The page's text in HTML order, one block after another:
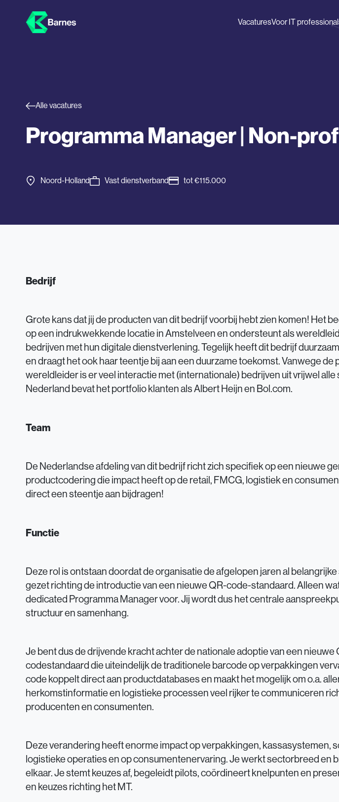
VacaturesVoor IT
Alle vacatures
Programma Manager | Non-
Noord-Holland Vast dienstverband tot €115.000
Bedrijf
Grote kans dat jij de producten van dit bedrijf voorbij hebt zien komen! Het
op een indrukwekkende locatie in Amstelveen en ondersteunt als
bedrijven met hun digitale dienstverlening. Tegelijk heeft dit bedrijf
en draagt het ook haar teentje bij aan een duurzame toekomst. Vanwege de
wereldleider is er veel interactie met (internationale) bedrijven uit vrijwel
Nederland bevat het portfolio klanten als Albert Heijn en Bol.com.
Team
De Nederlandse afdeling van dit bedrijf richt zich specifiek op een nieuwe
productcodering die impact heeft op de retail, FMCG, logistiek en
direct een steentje aan bijdragen!
Functie
Deze rol is ontstaan doordat de organisatie de afgelopen jaren al
gezet richting de introductie van een nieuwe QR-code-standaard. Alleen
dedicated Programma Manager voor. Jij wordt dus het centrale
structuur en samenhang.
Je bent dus de drijvende kracht achter de nationale adoptie van een nieuwe
codestandaard die uiteindelijk de traditionele barcode op verpakkingen
code koppelt direct aan productdatabases en maakt het mogelijk om o.a.
herkomstinformatie en logistieke processen veel rijker te communiceren
producenten en consumenten.
Deze verandering heeft enorme impact op verpakkingen, kassasystemen,
logistieke operaties en op consumentenervaring. Je werkt sectorbreed en
elkaar. Je stemt keuzes af, begeleidt pilots, coördineert knelpunten en
en keuzes richting het MT.